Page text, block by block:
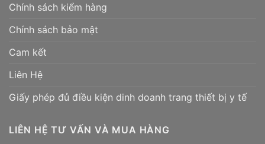
Chính sách kiểm hàng
Chính sách bảo mật
Cam kết
Liên Hệ
Giấy phép đủ điều kiện dinh doanh trang thiết bị y tế
LIÊN HỆ TƯ VẤN VÀ MUA HÀNG